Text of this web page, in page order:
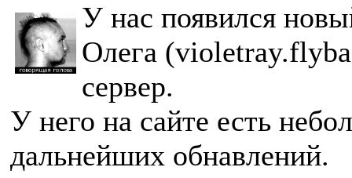
У нас появился
Олега
сервер.
У него на сайте есть
дальнейших обнавлений.